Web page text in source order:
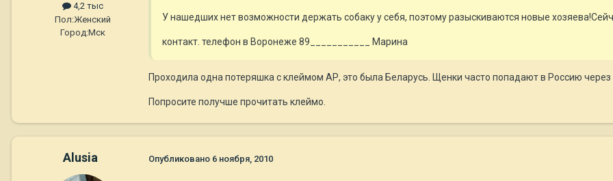
4,2 тыс
Пол:Женский
Город:Мск
У нашедших нет возможности держать собаку у себя, поэтому разыскиваются новые
контакт. телефон в Воронеже 89___________ Марина
Проходила одна потеряшка с клеймом AР, это была Беларусь. Щенки часто попадают в Россию через
Попросите получше прочитать клеймо.
Alusia Опубликовано 6 ноября, 2010